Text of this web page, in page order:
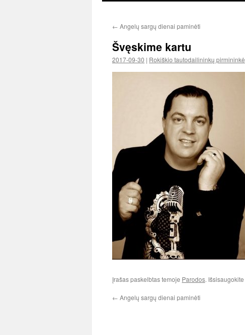
← Angelų sargų dienai paminėti
Švęskime kartu
2017-09-30 | Rokiškio tautodailininkų pirmininkė
Įrašas paskelbtas temoje Parodos. Išsisaugokite
← Angelų sargų dienai paminėti